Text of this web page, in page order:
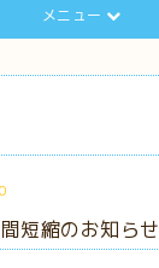
メニュー
短縮のお知らせ